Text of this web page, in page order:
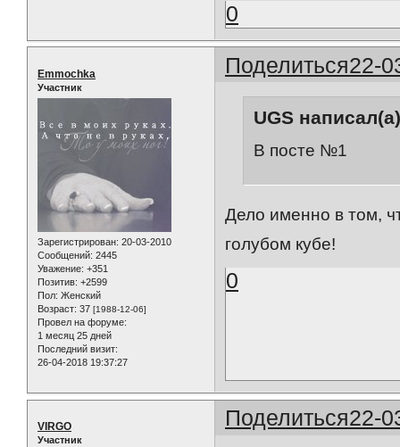
0
Поделиться22-
Emmochka
Участник
Зарегистрирован: 20-03-2010
Сообщений: 2445
Уважение: +351
Позитив: +2599
Пол: Женский
Возраст: 37 [1988-12-06]
Провел на форуме:
1 месяц 25 дней
Последний визит:
26-04-2018 19:37:27
UGS
В посте №1
Дело именно в том,
голубом кубе!
0
Поделиться22-
VIRGO
Участник